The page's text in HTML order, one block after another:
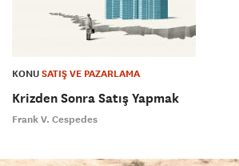
KONUSATIŞ VE PAZARLAMA
Krizden Sonra Satış Yapmak
Frank V. Cespedes